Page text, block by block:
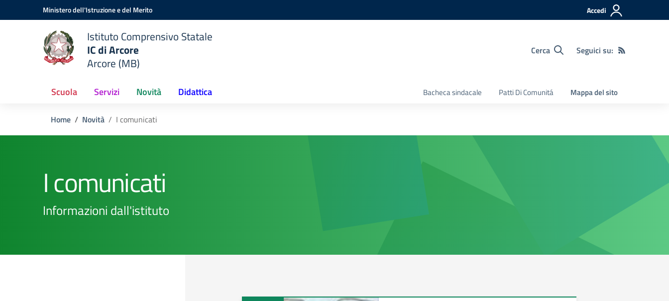
Vai ai contenuti
Vai al menu di navigazioneMinistero dell'Istruzione e del Merito Accedi
Istituto Comprensivo Statale
IC di Arcore
Arcore (MB)
Cerca Seguici su:
Scuola Servizi Novità Didattica Bacheca sindacale Patti Di Comunitá Mappa del sito
Home Novità I comunicati
I comunicati
Informazioni dall'istituto